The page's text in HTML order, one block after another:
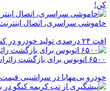
کن!
خاموشی سراسری، اتصال
افت ۲۴ درصدی تولید خودرو در کشور
۶۵۰۰ اتوبوس برای بازگشت زائران از مرز مهران اعزام می‌شود
خودرو بی‌مهابا در سراشیبی